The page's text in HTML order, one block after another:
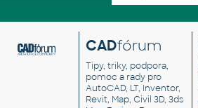
CADfórum
Tipy, triky, podpora,
pomoc a rady pro
AutoCAD, LT, Inventor,
Revit, Map, Civil 3D, 3ds